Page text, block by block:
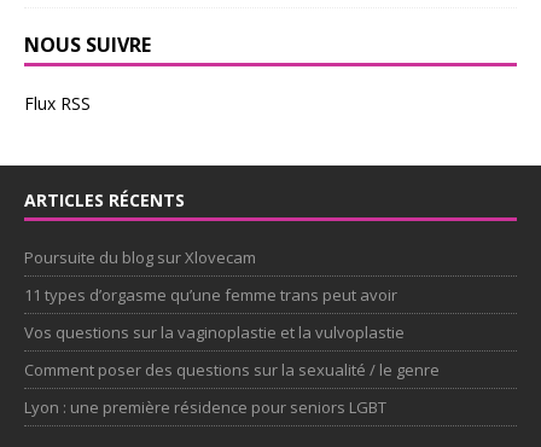
NOUS SUIVRE
Flux RSS
ARTICLES RÉCENTS
Poursuite du blog sur Xlovecam
11 types d’orgasme qu’une femme trans peut avoir
Vos questions sur la vaginoplastie et la vulvoplastie
Comment poser des questions sur la sexualité / le genre
Lyon : une première résidence pour seniors LGBT